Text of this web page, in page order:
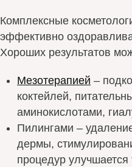
Комплексные
эффективно
Хороших результатов
Мезотерапией –
коктейлей,
аминокислотами,
Пилингами –
дермы,
процедур улучшается